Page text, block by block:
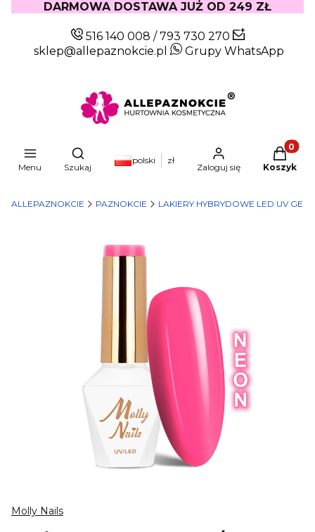
DARMOWA DOSTAWA JUŻ OD 249 ZŁ
516 140 008 /793 730 270
sklep@allepaznokcie.pl
Grupy WhatsApp
Menu
Otwórz wyszukiwarkę
Szukaj
polski zł
Zaloguj się Koszyk
ALLEPAZNOKCIE PAZNOKCIE LAKIERY HYBRYDOWE LED UV GEL
Molly Nails